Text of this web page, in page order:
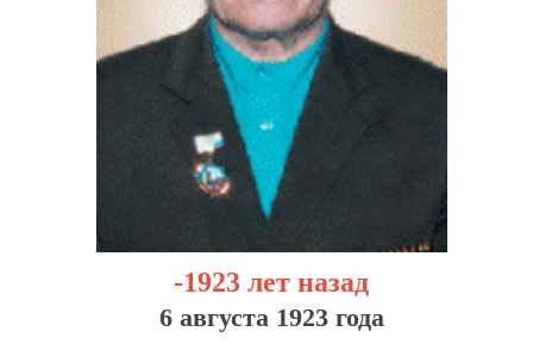
-1923 лет назад
6 августа 1923 года